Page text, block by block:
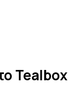
Tealbox